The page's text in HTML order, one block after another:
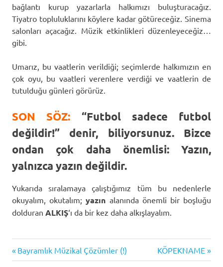
bağlantı kurup yazarlarla halkımızı buluşturacağız.
Tiyatro topluluklarını köylere kadar götüreceğiz. Sinema
salonları açacağız. Müzik etkinlikleri düzenleyeceğiz…
gibi.
Umarız, bu vaatlerin verildiği; seçimlerde halkımızın en
çok oyu, bu vaatleri verenlere verdiği ve vaatlerin de
tutulduğu günleri görürüz.
SON SÖZ: “Futbol sadece futbol
değildir!” denir, biliyorsunuz. Bizce
ondan çok daha önemlisi: Yazın,
yalnızca yazın değildir.
Yukarıda sıralamaya çalıştığımız tüm bu nedenlerle
okuyalım, okutalım;yazın alanında önemli bir boşluğu
dolduran ALKIŞ‘ı da bir kez daha alkışlayalım.
Yazı
Previous
Post:
Bayramlık Müzikal Çözümler (!)
Next
Post:
KÖPEKNAME